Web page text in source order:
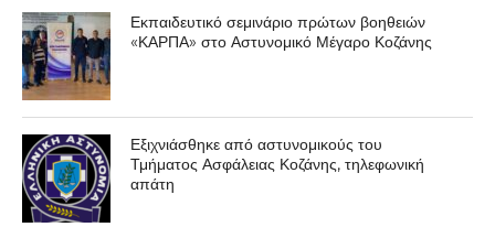
Εκπαιδευτικό σεμινάριο πρώτων βοηθειών
«ΚΑΡΠΑ» στο Αστυνομικό Μέγαρο Κοζάνης
Εξιχνιάσθηκε από αστυνομικούς του
Τμήματος Ασφάλειας Κοζάνης, τηλεφωνική
απάτη